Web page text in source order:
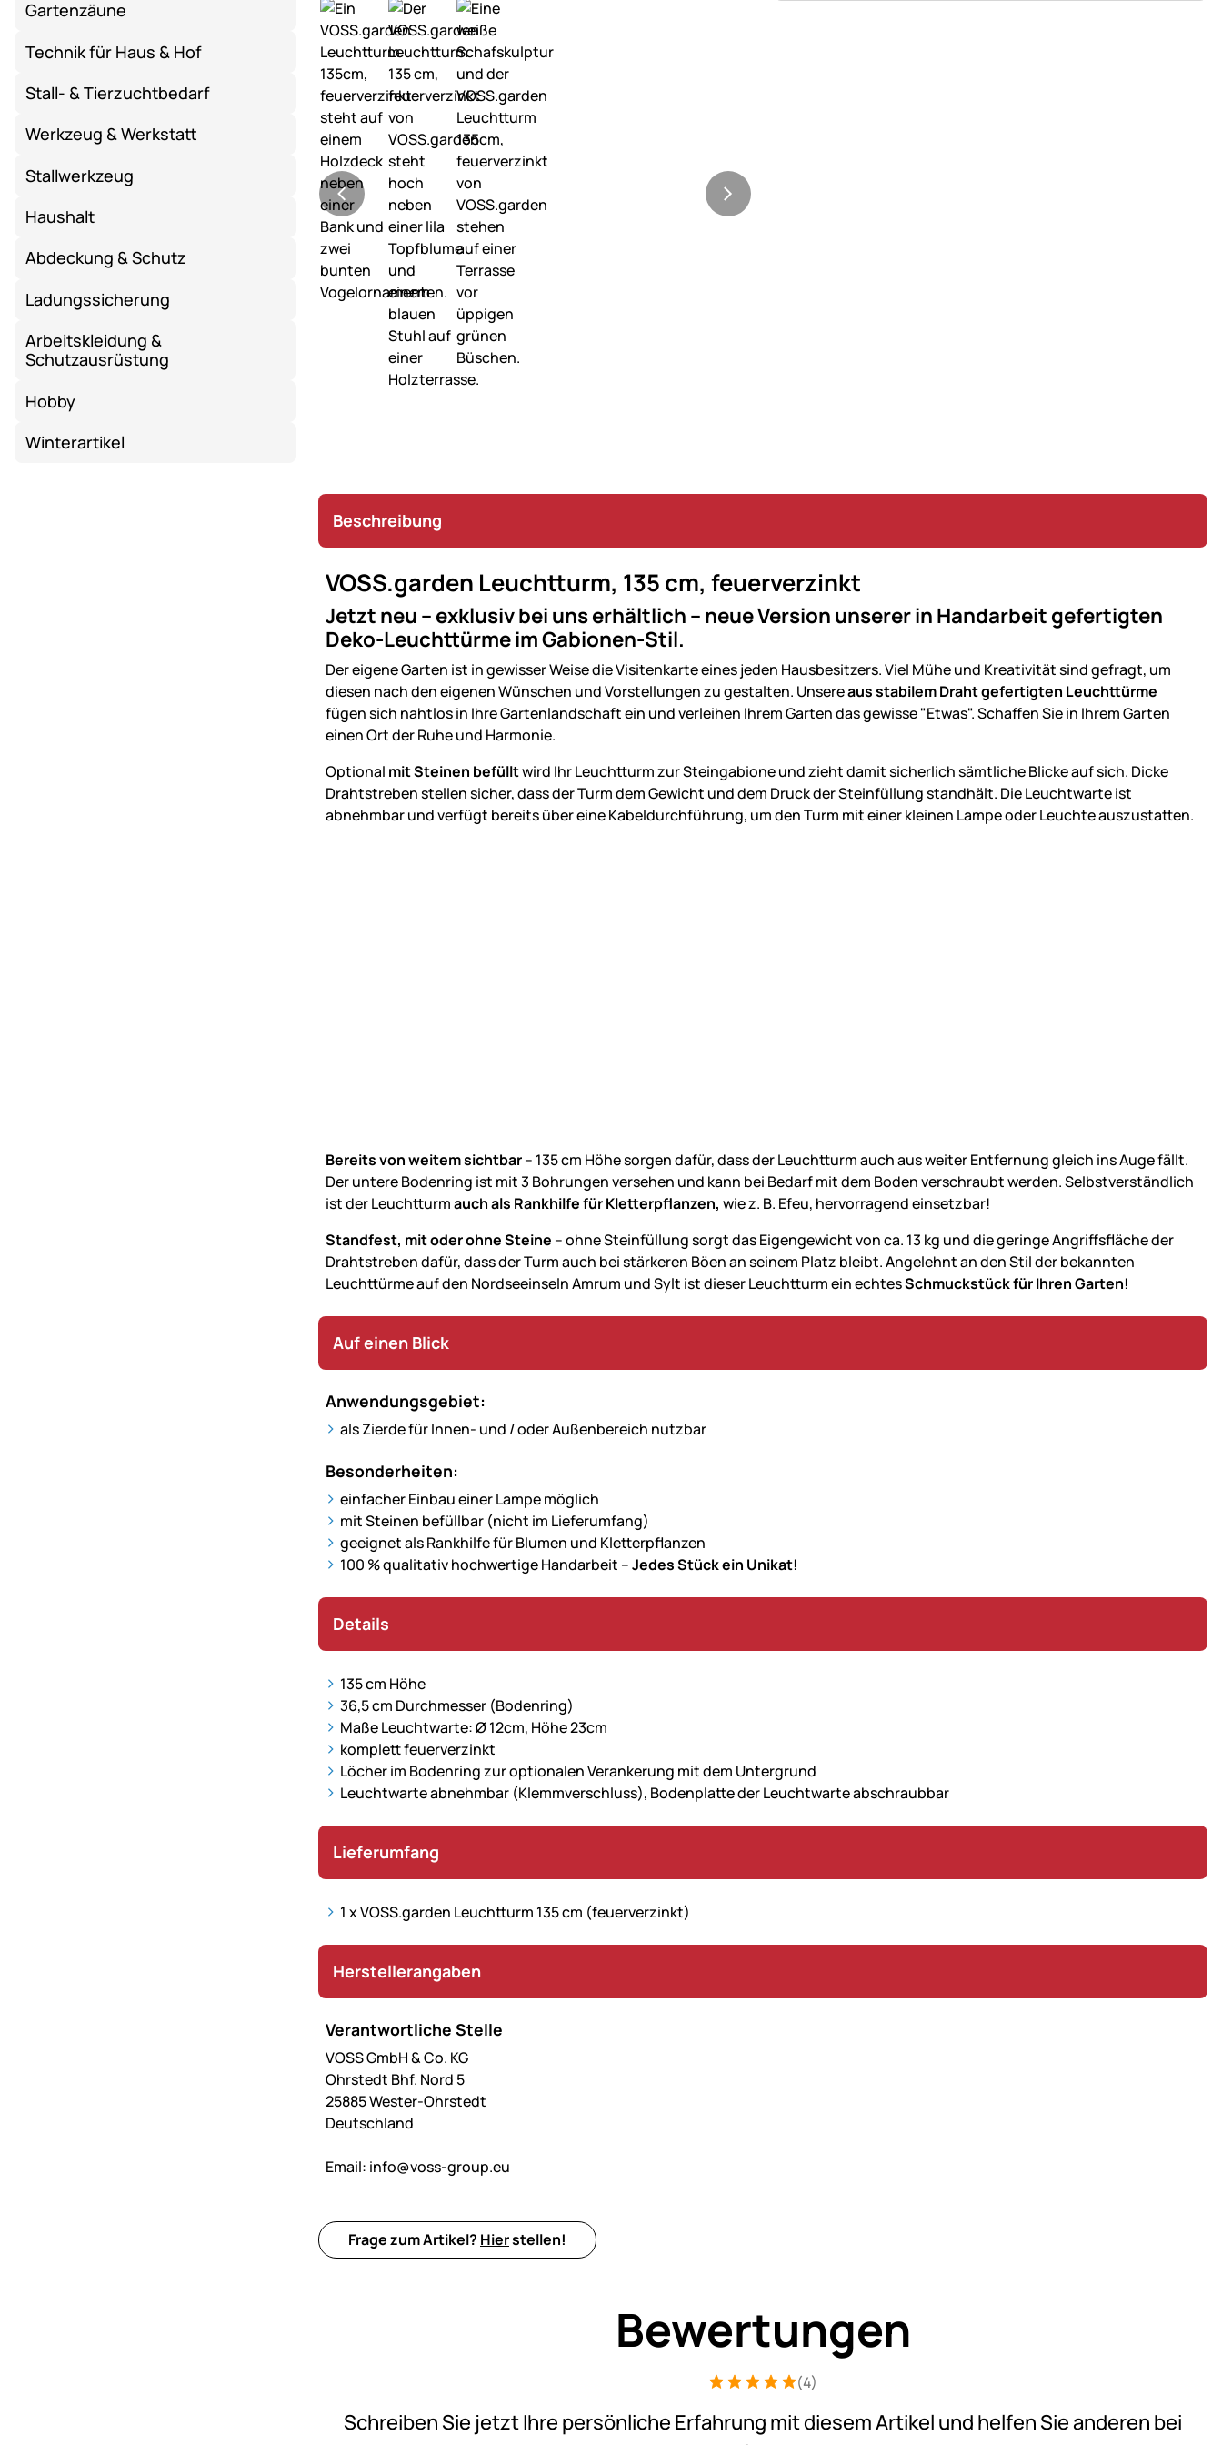
Gartenzäune
Technik für Haus & Hof
Stall- & Tierzuchtbedarf
Werkzeug & Werkstatt
Stallwerkzeug
Haushalt
Abdeckung & Schutz
Ladungssicherung
Arbeitskleidung &
Schutzausrüstung
Hobby
Winterartikel
Beschreibung
VOSS.garden Leuchtturm, 135 cm, feuerverzinkt
Jetzt neu – exklusiv bei uns erhältlich – neue Version unserer in Handarbeit gefertigten
Deko-Leuchttürme im Gabionen-Stil.
Der eigene Garten ist in gewisser Weise die Visitenkarte eines jeden Hausbesitzers. Viel Mühe und Kreativität sind gefragt, um
diesen nach den eigenen Wünschen und Vorstellungen zu gestalten. Unsereaus stabilem Draht gefertigten Leuchttürme
fügen sich nahtlos in Ihre Gartenlandschaft ein und verleihen Ihrem Garten das gewisse "Etwas". Schaffen Sie in Ihrem Garten
einen Ort der Ruhe und Harmonie.
Optional mit Steinen befülltwird Ihr Leuchtturm zur Steingabione und zieht damit sicherlich sämtliche Blicke auf sich. Dicke
Drahtstreben stellen sicher, dass der Turm dem Gewicht und dem Druck der Steinfüllung standhält. Die Leuchtwarte ist
abnehmbar und verfügt bereits über eine Kabeldurchführung, um den Turm mit einer kleinen Lampe oder Leuchte auszustatten.
Bereits von weitem sichtbar– 135 cm Höhe sorgen dafür, dass der Leuchtturm auch aus weiter Entfernung gleich ins Auge fällt.
Der untere Bodenring ist mit 3 Bohrungen versehen und kann bei Bedarf mit dem Boden verschraubt werden. Selbstverständlich
ist der Leuchtturmauch als Rankhilfe für Kletterpflanzen, wie z. B. Efeu, hervorragend einsetzbar!
Standfest, mit oder ohne Steine – ohne Steinfüllung sorgt das Eigengewicht von ca. 13 kg und die geringe Angriffsfläche der
Drahtstreben dafür, dass der Turm auch bei stärkeren Böen an seinem Platz bleibt. Angelehnt an den Stil der bekannten
Leuchttürme auf den Nordseeinseln Amrum und Sylt ist dieser Leuchtturm ein echtesSchmuckstück für Ihren Garten!
Auf einen Blick
Anwendungsgebiet:
als Zierde für Innen- und / oder Außenbereich nutzbar
Besonderheiten:
einfacher Einbau einer Lampe möglich
mit Steinen befüllbar (nicht im Lieferumfang)
geeignet als Rankhilfe für Blumen und Kletterpflanzen
100 % qualitativ hochwertige Handarbeit –Jedes Stück ein Unikat!
Details
135 cm Höhe
36,5 cm Durchmesser (Bodenring)
Maße Leuchtwarte: Ø 12cm, Höhe 23cm
komplett feuerverzinkt
Löcher im Bodenring zur optionalen Verankerung mit dem Untergrund
Leuchtwarte abnehmbar (Klemmverschluss), Bodenplatte der Leuchtwarte abschraubbar
Lieferumfang
1 x VOSS.garden Leuchtturm 135 cm (feuerverzinkt)
Herstellerangaben
Verantwortliche Stelle
VOSS GmbH & Co. KG
Ohrstedt Bhf. Nord 5
25885 Wester-Ohrstedt
Deutschland
Email: info@voss-group.eu
Frage zum Artikel? Hierstellen!
Bewertungen
Bewertung: 5 von 5 (4 Bewertungen)
4 Bewertungen
(4)
Schreiben Sie jetzt Ihre persönliche Erfahrung mit diesem Artikel und helfen Sie anderen bei